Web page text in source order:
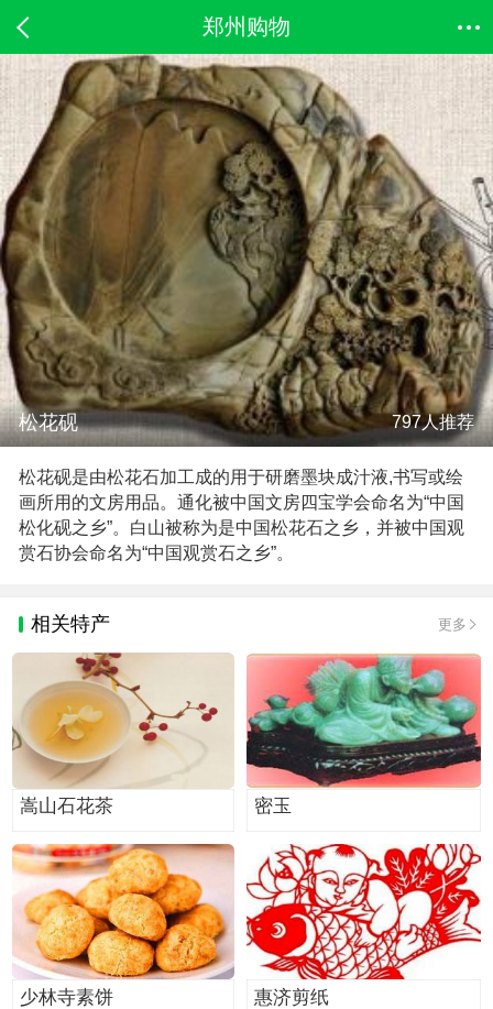
郑州购物
松花砚 797人推荐
松花砚是由松花石加工成的用于研磨墨块成汁液,书写或绘
画所用的文房用品。通化被中国文房四宝学会命名为“中国
松化砚之乡”。白山被称为是中国松花石之乡，并被中国观
赏石协会命名为“中国观赏石之乡”。
相关特产 更多
嵩山石花茶 密玉
少林寺素饼 惠济剪纸